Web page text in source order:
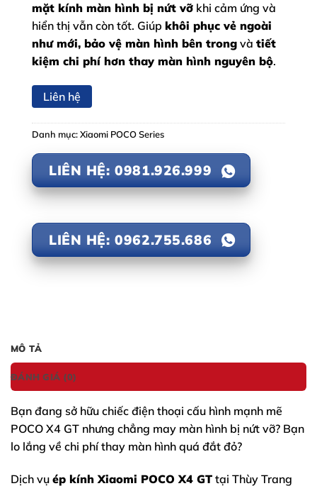
mặt kính màn hình bị nứt vỡ khi cảm ứng và
hiển thị vẫn còn tốt. Giúp khôi phục vẻ ngoài
như mới, bảo vệ màn hình bên trong và tiết
kiệm chi phí hơn thay màn hình nguyên bộ.
Liên hệ
Danh mục:Xiaomi POCO Series
LIÊN HỆ: 0981.926.999
LIÊN HỆ: 0962.755.686
MÔ TẢ
ĐÁNH GIÁ (0)
Bạn đang sở hữu chiếc điện thoại cấu hình mạnh mẽ
POCO X4 GT nhưng chẳng may màn hình bị nứt vỡ? Bạn
lo lắng về chi phí thay màn hình quá đắt đỏ?
Dịch vụ ép kính Xiaomi POCO X4 GT tại Thùy Trang